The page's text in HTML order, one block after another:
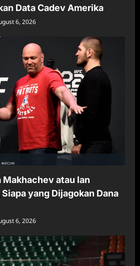
Data Cadev Amerika
6, 2026
Makhachev atau Ian
yang Dijagokan Dana
6, 2026